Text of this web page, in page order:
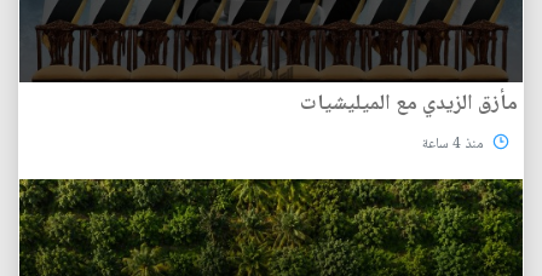
مأزق الزيدي مع الميليشيات
منذ 4 ساعة